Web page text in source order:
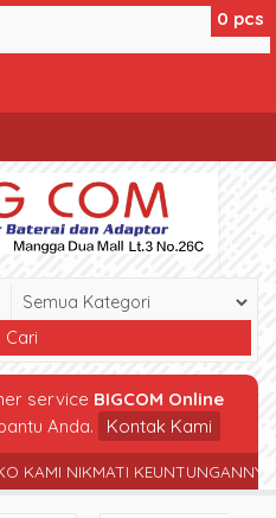
Cari
service BIGCOM Online
Anda.
Kontak Kami
NIKMATI KEUNTUNGANNYA
0 pcs